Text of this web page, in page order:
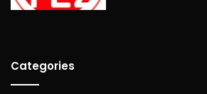
Categories